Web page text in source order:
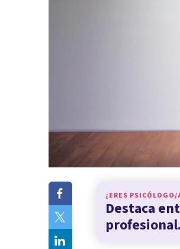
¿ERES PSICÓLOGO/
Destaca
profesional.